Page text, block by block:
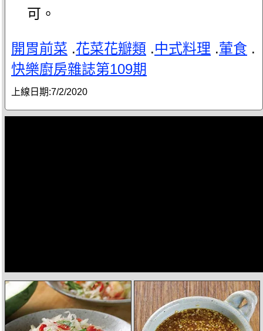
可。
開胃前菜 .花菜花瓣類 .中式料理 .葷食 .
快樂廚房雜誌第109期
上線日期:7/2/2020